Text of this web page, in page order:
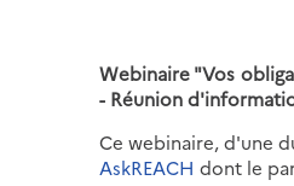
Webinaire "Vos
- Réunion
Ce webinaire, d'une
AskREACH dont le